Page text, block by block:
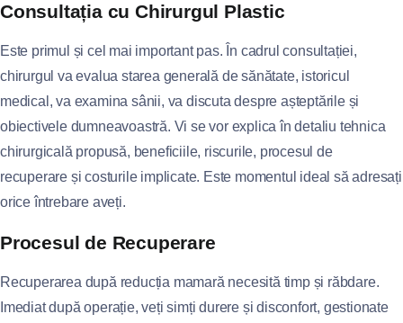
Consultația cu Chirurgul Plastic
Este primul și cel mai important pas. În cadrul consultației,
chirurgul va evalua starea generală de sănătate, istoricul
medical, va examina sânii, va discuta despre așteptările și
obiectivele dumneavoastră. Vi se vor explica în detaliu tehnica
chirurgicală propusă, beneficiile, riscurile, procesul de
recuperare și costurile implicate. Este momentul ideal să adresați
orice întrebare aveți.
Procesul de Recuperare
Recuperarea după reducția mamară necesită timp și răbdare.
Imediat după operație, veți simți durere și disconfort, gestionate